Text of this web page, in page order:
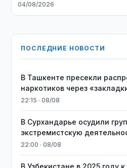
04/08/2026
ПОСЛЕДНИЕ НОВОСТИ
В Ташкенте пресекли
наркотиков через
22:15 · 08/08
В Сурхандарье осудили
экстремистскую
22:00 · 08/08
В Узбекистане в 2025 году